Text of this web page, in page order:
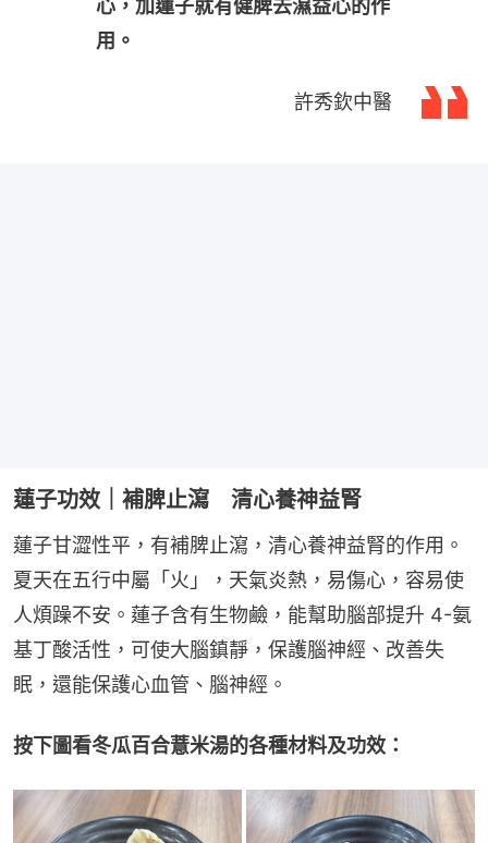
心，加蓮子就有健脾去濕益心的作
用。
許秀欽中醫
蓮子功效｜補脾止瀉 清心養神益腎
蓮子甘澀性平，有補脾止瀉，清心養神益腎的作用。
夏天在五行中屬「火」，天氣炎熱，易傷心，容易使
人煩躁不安。蓮子含有生物鹼，能幫助腦部提升 4-氨
基丁酸活性，可使大腦鎮靜，保護腦神經、改善失
眠，還能保護心血管、腦神經。
按下圖看冬瓜百合薏米湯的各種材料及功效：